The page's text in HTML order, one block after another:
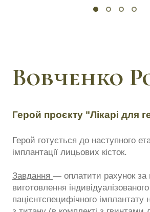
Вовченко
Герой проєкту "Лікарі для
Герой готується до наступного
імплантації лицьових кісток.
Завдання — оплатити рахунок
виготовлення індивідуалізованого
пацієнтспецифічного